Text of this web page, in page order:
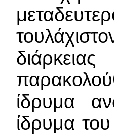
ίδρυμα
ίδρυμα